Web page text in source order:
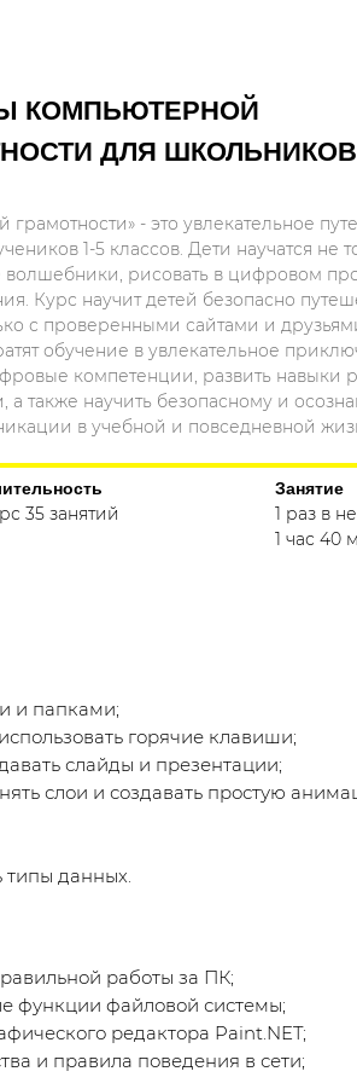
КОМПЬЮТЕРНОЙ
ДЛЯ ШКОЛЬНИКОВ
- это увлекательное
1-5 классов. Дети научатся не
рисовать в цифровом
Курс научит детей безопасно
с проверенными сайтами и
обучение в увлекательное
компетенции, развить навыки
также научить безопасному и
в учебной и повседневной
35 занятий
Занятие
1 раз в
1 час 40
и папками;
горячие клавиши;
слайды и презентации;
слои и создавать простую
типы данных.
работы за ПК;
функции файловой системы;
редактора Paint.NET;
и правила поведения в сети;